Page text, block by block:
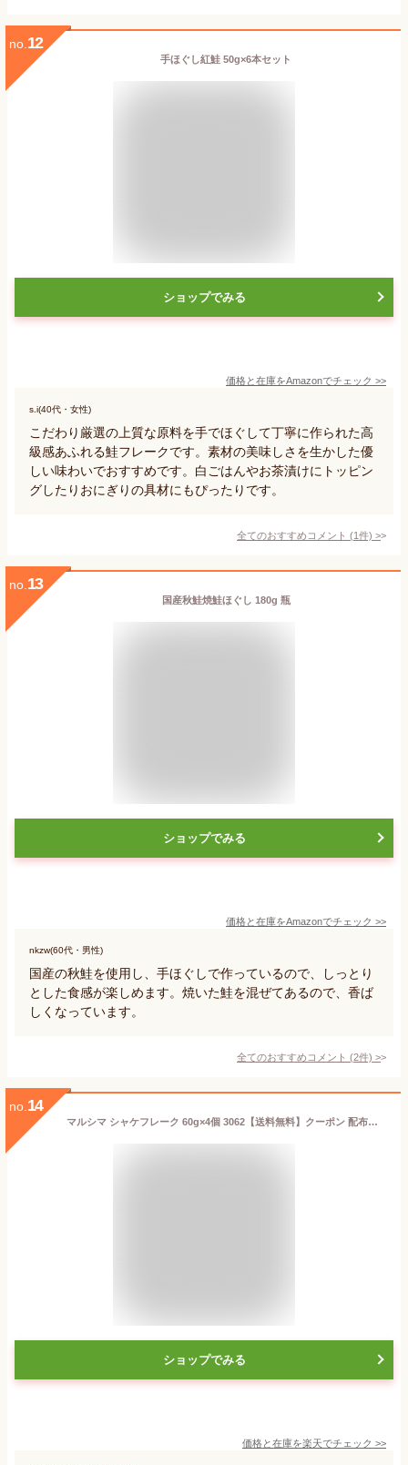
no. 12
手ほぐし紅鮭 50g×6本セット
ショップでみる
価格と在庫をAmazonでチェック >>
s.i(40代・女性)
こだわり厳選の上質な原料を手でほぐして丁寧に作られた高
級感あふれる鮭フレークです。素材の美味しさを生かした優
しい味わいでおすすめです。白ごはんやお茶漬けにトッピン
グしたりおにぎりの具材にもぴったりです。
全てのおすすめコメント (1件) >
no. 13
国産秋鮭焼鮭ほぐし 180g 瓶
ショップでみる
価格と在庫をAmazonでチェック >>
nkzw(60代・男性)
国産の秋鮭を使用し、手ほぐしで作っているので、しっとり
とした食感が楽しめます。焼いた鮭を混ぜてあるので、香ば
しくなっています。
全てのおすすめコメント (2件) >
no. 14
マルシマ シャケフレーク 60g×4個 3062【送料無料】クーポン 配布中 【メーカー直送 代引き・期日指定・ギフト包装・注文後のキャンセル・返品不可 ご注文後確認時に欠品の場合、納品遅れやキャンセルが発生します。】
ショップでみる
価格と在庫を楽天でチェック >>